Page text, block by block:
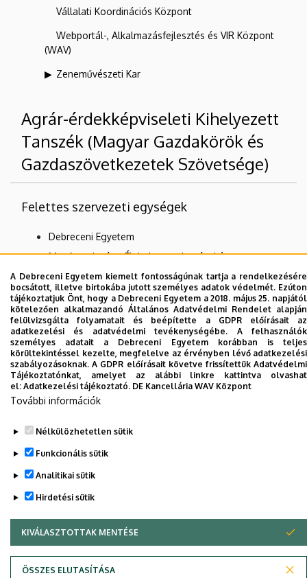
Vállalati Koordinációs Központ
Webportál-, Alkalmazásfejlesztés és VIR Központ
(WAV)
Zeneművészeti Kar
Agrár-érdekképviseleti Kihelyezett
Tanszék (Magyar Gazdakörök és
Gazdaszövetkezetek Szövetsége)
Felettes szervezeti egységek
Debreceni Egyetem
Mezőgazdaság-, Élelmiszertudományi és
Környezetgazdálkodási Kar
Dolgozói adatmódosítás igénylése a DE
telefonkönyvében|Külső személyek rögzítése a
DE telefonkönyvében|Súgó|Hibabejelentés
Szerzői jog © 2026 Unideb
A Debreceni Egyetem kiemelt fontosságúnak tartja a rendelkezésére
bocsátott, illetve birtokába jutott személyes adatok védelmét. Ezúton
tájékoztatjuk Önt, hogy a Debreceni Egyetem a 2018. május 25. napjától
kötelezően alkalmazandó Általános Adatvédelmi Rendelet alapján
felülvizsgálta folyamatait és beépítette a GDPR előírásait az
adatkezelési és adatvédelmi tevékenységébe. A felhasználók
személyes adatait a Debreceni Egyetem korábban is teljes
körültekintéssel kezelte, megfelelve az érvényben lévő adatkezelési
szabályozásoknak. A GDPR előírásait követve frissítettük Adatvédelmi
Tájékoztatónkat, amelyet az alábbi linkre kattintva olvashat
el: Adatkezelési tájékoztató. DE Kancellária WAV Központ
További információk
Nélkülözhetetlen sütik
Funkcionális sütik
Analitikai sütik
Hirdetési sütik
KIVÁLASZTOTTAK MENTÉSE
ÖSSZES ELUTASÍTÁSA
WITHDRAW CONSENT